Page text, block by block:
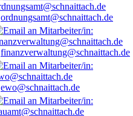
ordnungsamt@schnaittach.de
finanzverwaltung@schnaittach.de
ewo@schnaittach.de